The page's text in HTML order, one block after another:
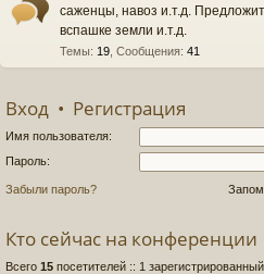
саженцы, навоз и.т.д.
вспашке земли и.т.д.
Темы: 19 Сообщения: 41
Вход • Регистрация
Имя пользователя:
Пароль:
Забыли пароль?
Кто сейчас на конференции
Всего 15 посетителей :: 1